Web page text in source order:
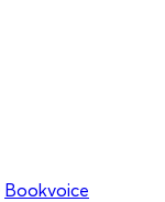
Bookvoice